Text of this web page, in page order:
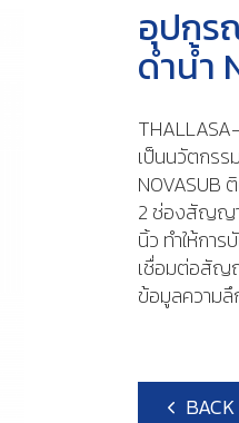
อุปกร
ดำน้ำ
เป็นนวัตกร
2 ช่องสัญญา
นิ้ว ทำให้กา
เชื่อมต่อสัญ
ข้อมูลความ
BACK